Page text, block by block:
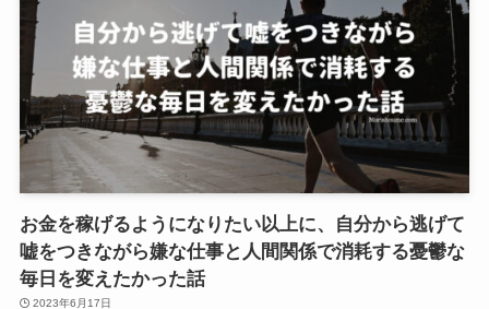
お金を稼げるようになりたい以上に、自分から逃げて
嘘をつきながら嫌な仕事と人間関係で消耗する憂鬱な
毎日を変えたかった話
2023年6月17日